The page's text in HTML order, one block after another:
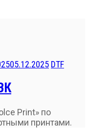
05.12.2025 DTF
Print» по
принтами.